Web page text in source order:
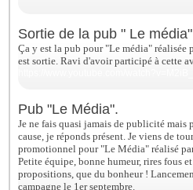
Sortie de la pub " Le
Ça y est la pub pour "Le média" réalisée
est sortie. Ravi d'avoir participé à cette
Pub "Le Média".
Je ne fais quasi jamais de publicité mais
cause, je réponds présent.Je viens de
promotionnel pour "Le Média" réalisé
Petite équipe, bonne humeur, rires fous
propositions, que du bonheur !
campagne le 1er septembre.